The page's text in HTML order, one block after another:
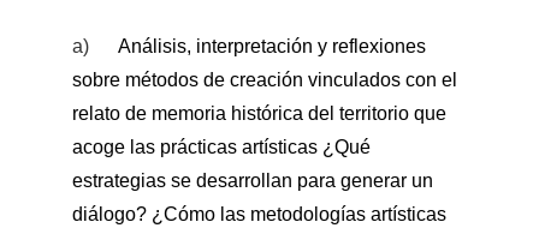
a) Análisis, interpretación y reflexiones
sobre métodos de creación vinculados con el
relato de memoria histórica del territorio que
acoge las prácticas artísticas ¿Qué
estrategias se desarrollan para generar un
diálogo? ¿Cómo las metodologías artísticas